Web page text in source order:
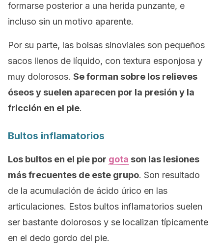
formarse posterior a una herida punzante, e
incluso sin un motivo aparente.
Por su parte, las bolsas sinoviales son pequeños
sacos llenos de líquido, con textura esponjosa y
muy dolorosos. Se forman sobre los relieves
óseos y suelen aparecen por la presión y la
fricción en el pie.
Bultos inflamatorios
Los bultos en el pie por gota son las lesiones
más frecuentes de este grupo. Son resultado
de la acumulación de ácido úrico en las
articulaciones. Estos bultos inflamatorios suelen
ser bastante dolorosos y se localizan típicamente
en el dedo gordo del pie.